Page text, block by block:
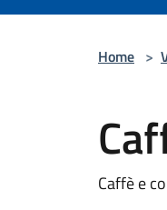
Home >
Caffè e